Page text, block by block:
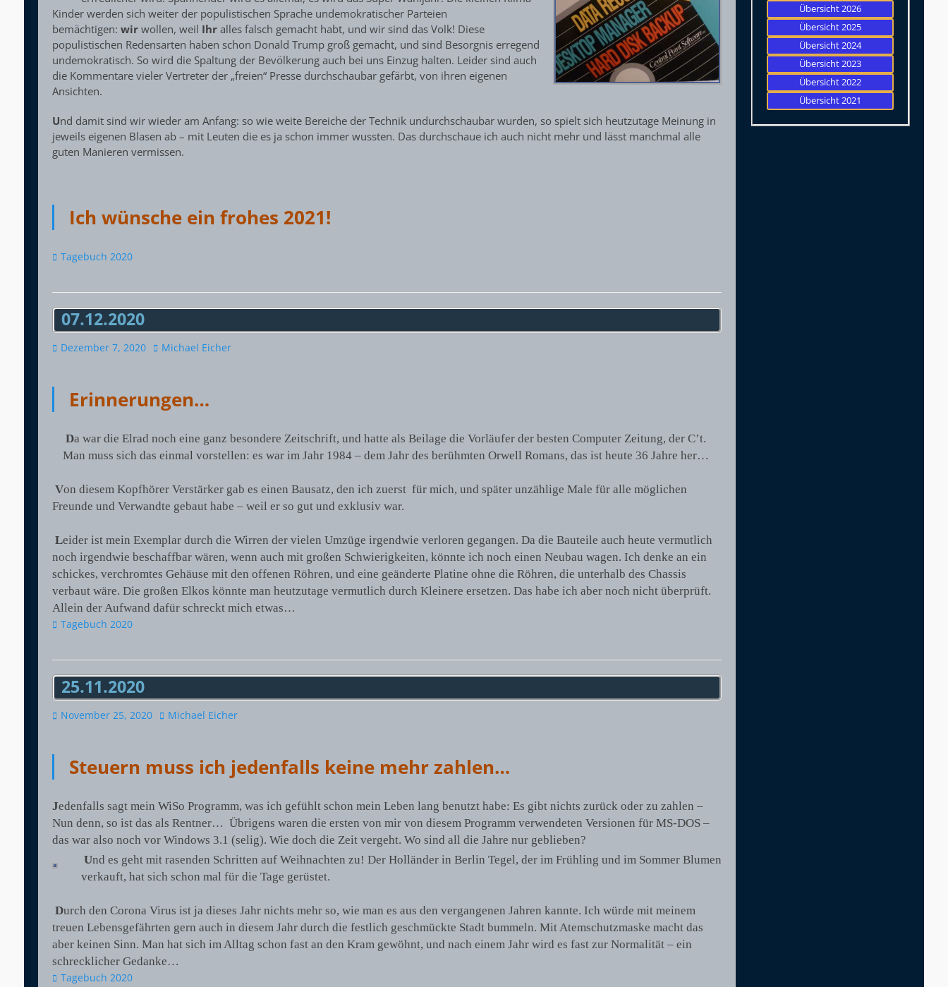
Kinder werden sich weiter der populistischen Sprache undemokratischer Parteien
bemächtigen: wirwollen, weil Ihralles falsch gemacht habt, und wir sind das Volk! Diese
populistischen Redensarten haben schon Donald Trump groß gemacht, und sind Besorgnis erregend
undemokratisch. So wird die Spaltung der Bevölkerung auch bei uns Einzug halten. Leider sind auch
die Kommentare vieler Vertreter der „freien“ Presse durchschaubar gefärbt, von ihren eigenen
Ansichten.
Und damit sind wir wieder am Anfang: so wie weite Bereiche der Technik undurchschaubar wurden, so spielt sich heutzutage Meinung in
jeweils eigenen Blasen ab – mit Leuten die es ja schon immer wussten. Das durchschaue ich auch nicht mehr und lässt manchmal alle
guten Manieren vermissen.
Ich wünsche ein frohes 2021!
Kategorien
Tagebuch 2020
07.12.2020
Veröffentlicht
Dezember 7, 2020 Autor
Michael Eicher
Erinnerungen…
Da war die Elrad noch eine ganz besondere Zeitschrift, und hatte als Beilage die Vorläufer der besten Computer Zeitung, der C’t.
Man muss sich das einmal vorstellen: es war im Jahr 1984 – dem Jahr des berühmten Orwell Romans, das ist heute 36 Jahre her…
Von diesem Kopfhörer Verstärker gab es einen Bausatz, den ich zuerst für mich, und später unzählige Male für alle möglichen
Freunde und Verwandte gebaut habe – weil er so gut und exklusiv war.
Leider ist mein Exemplar durch die Wirren der vielen Umzüge irgendwie verloren gegangen. Da die Bauteile auch heute vermutlich
noch irgendwie beschaffbar wären, wenn auch mit großen Schwierigkeiten, könnte ich noch einen Neubau wagen. Ich denke an ein
schickes, verchromtes Gehäuse mit den offenen Röhren, und eine geänderte Platine ohne die Röhren, die unterhalb des Chassis
verbaut wäre. Die großen Elkos könnte man heutzutage vermutlich durch Kleinere ersetzen. Das habe ich aber noch nicht überprüft.
Allein der Aufwand dafür schreckt mich etwas…
Kategorien
Tagebuch 2020
25.11.2020
Veröffentlicht
November 25, 2020 Autor
Michael Eicher
Steuern muss ich jedenfalls keine mehr zahlen…
Jedenfalls sagt mein WiSo Programm, was ich gefühlt schon mein Leben lang benutzt habe: Es gibt nichts zurück oder zu zahlen –
Nun denn, so ist das als Rentner… Übrigens waren die ersten von mir von diesem Programm verwendeten Versionen für MS-DOS –
das war also noch vor Windows 3.1 (selig). Wie doch die Zeit vergeht. Wo sind all die Jahre nur geblieben?
Und es geht mit rasenden Schritten auf Weihnachten zu! Der Holländer in Berlin Tegel, der im Frühling und im Sommer Blumen
verkauft, hat sich schon mal für die Tage gerüstet.
Durch den Corona Virus ist ja dieses Jahr nichts mehr so, wie man es aus den vergangenen Jahren kannte. Ich würde mit meinem
treuen Lebensgefährten gern auch in diesem Jahr durch die festlich geschmückte Stadt bummeln. Mit Atemschutzmaske macht das
aber keinen Sinn. Man hat sich im Alltag schon fast an den Kram gewöhnt, und nach einem Jahr wird es fast zur Normalität – ein
schrecklicher Gedanke…
Kategorien
Tagebuch 2020
Übersicht 2026
Übersicht 2025
Übersicht 2024
Übersicht 2023
Übersicht 2022
Übersicht 2021